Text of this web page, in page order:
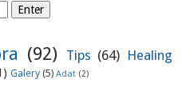
(92) Tips (64) Healing
Galery (5) Adat (2)